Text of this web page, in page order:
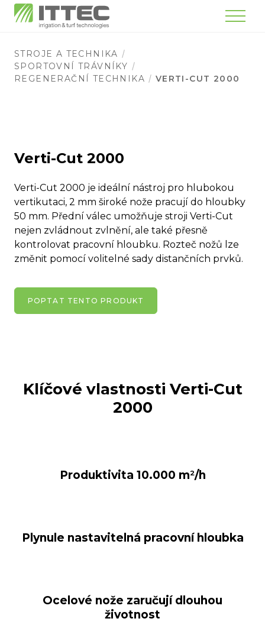
Menu
STROJE A TECHNIKA
SPORTOVNÍ TRÁVNÍKY
REGENERAČNÍ TECHNIKA
VERTI-CUT 2000
Verti-Cut 2000
Verti-Cut 2000 je ideální nástroj pro hlubokou
vertikutaci, 2 mm široké nože pracují do hloubky
50 mm. Přední válec umožňuje stroji Verti-Cut
nejen zvládnout zvlnění, ale také přesně
kontrolovat pracovní hloubku. Rozteč nožů lze
změnit pomocí volitelné sady distančních prvků.
POPTAT TENTO PRODUKT
Klíčové vlastnosti Verti-Cut
2000
Produktivita 10.000 m²/h
Plynule nastavitelná pracovní hloubka
Ocelové nože zaručují dlouhou
životnost